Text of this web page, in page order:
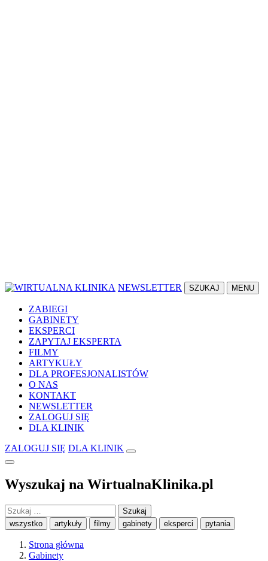
NEWSLETTER SZUKAJ MENU
ZABIEGI
GABINETY
EKSPERCI
ZAPYTAJ EKSPERTA
FILMY
ARTYKUŁY
DLA PROFESJONALISTÓW
O NAS
KONTAKT
NEWSLETTER
ZALOGUJ SIĘ
DLA KLINIK
ZALOGUJ SIĘ DLA KLINIK
Wyszukaj na WirtualnaKlinika.pl
Szukaj:
wszystko artykuły filmy gabinety eksperci pytania
Strona główna
Gabinety